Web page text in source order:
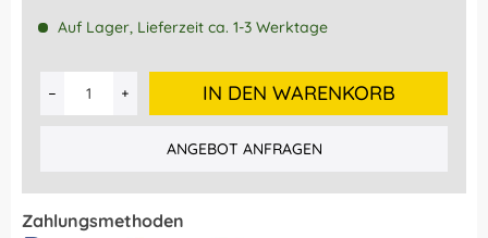
Auf Lager, Lieferzeit ca. 1-3 Werktage
IN DEN WARENKORB
ANGEBOT ANFRAGEN
Zahlungsmethoden